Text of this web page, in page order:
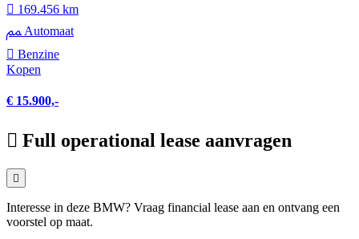
169.456 km
Automaat
Benzine
Kopen
€ 15.900,-
Full operational lease aanvragen
Interesse in deze BMW? Vraag financial lease aan en ontvang een
voorstel op maat.